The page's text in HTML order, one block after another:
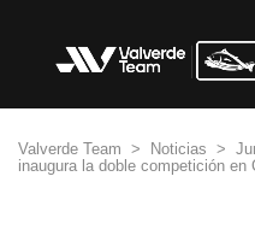
Valverde Team > Noticias >
inaugura la doble competición en